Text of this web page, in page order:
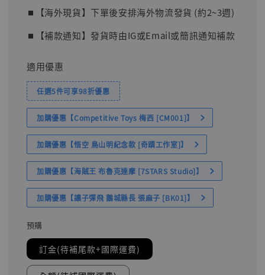
⏹︎【海外現貨】下單後安排海外物流發貨 (約2~3週)
⏹︎【補款通知】發貨時由IG或Email或簡訊通知補款
適用優惠
任選5件可享98折優惠
加購優惠【Competitive Toys 梅西 [CM001]】
加購優惠【悟空 鳥山明紀念款 [奇蹟工作室]】
加購優惠【海賊王 布魯克達摩 [7STARS Studio]】
加購優惠【讓子彈飛 鵝城縣長 張麻子 [BK01]】
預購
訂金(待補尾款+國際運費)